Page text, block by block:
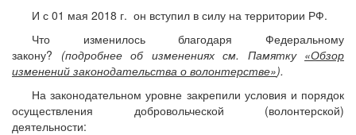
И с 01 мая 2018 г. он вступил в силу на территории РФ.
Что изменилось благодаря Федеральному
закону? (подробнее об изменениях см. Памятку «Обзор
изменений законодательства о волонтерстве»).
На законодательном уровне закрепили условия и порядок
осуществления добровольческой (волонтерской)
деятельности: